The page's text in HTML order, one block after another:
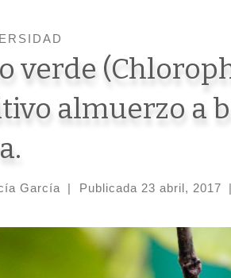
verde
almuerzo a
García | Publicada 23 abril, 2017 |